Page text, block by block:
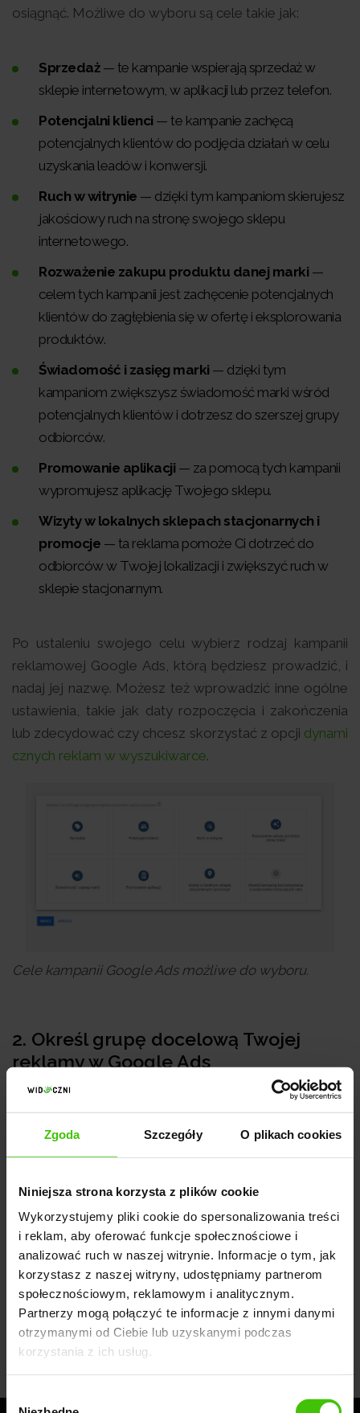
Zgoda Szczegóły O plikach cookies
Niniejsza strona korzysta z plików cookie
Wykorzystujemy pliki cookie do spersonalizowania treści
i reklam, aby oferować funkcje społecznościowe i
analizować ruch w naszej witrynie. Informacje o tym, jak
korzystasz z naszej witryny, udostępniamy partnerom
społecznościowym, reklamowym i analitycznym.
Partnerzy mogą połączyć te informacje z innymi danymi
otrzymanymi od Ciebie lub uzyskanymi podczas
korzystania z ich usług.
Wybór
osiągnąć. Możliwe do wyboru są cele takie jak:
Sprzedaż— te kampanie wspierają sprzedaż w
sklepie internetowym, w aplikacji lub przez telefon.
Potencjalni klienci — te kampanie zachęcą
potencjalnych klientów do podjęcia działań w celu
uzyskania leadów i konwersji.
Ruch w witrynie — dzięki tym kampaniom skierujesz
jakościowy ruch na stronę swojego sklepu
internetowego.
Rozważenie zakupu produktu danej marki —
celem tych kampanii jest zachęcenie potencjalnych
klientów do zagłębienia się w ofertę i eksplorowania
produktów.
Świadomość i zasięg marki — dzięki tym
kampaniom zwiększysz świadomość marki wśród
potencjalnych klientów i dotrzesz do szerszej grupy
odbiorców.
Promowanie aplikacji — za pomocą tych kampanii
wypromujesz aplikację Twojego sklepu.
Wizyty w lokalnych sklepach stacjonarnych i
promocje — ta reklama pomoże Ci dotrzeć do
odbiorców w Twojej lokalizacji i zwiększyć ruch w
sklepie stacjonarnym.
Po ustaleniu swojego celu wybierz rodzaj kampanii
reklamowej Google Ads, którą będziesz prowadzić, i
nadaj jej nazwę. Możesz też wprowadzić inne ogólne
ustawienia, takie jak daty rozpoczęcia i zakończenia
lub zdecydować czy chcesz skorzystać z opcji dynami
cznych reklam w wyszukiwarce.
Cele kampanii Google Ads możliwe do wyboru.
2. Określ grupę docelową Twojej
reklamy w Google Ads
Następnym ważnym krokiem w tworzeniu
dla e-commerce jest określenie grupy docelowej
Google Ads daje możliwość dokładnego określenia
swojej grupy docelowej — możesz docierać do
swoich potencjalnych klientów na podstawie tego,
kim są, czym się interesują, czego szukają w
wyszukiwarce, ich lokalizacji lub wcześniejszych
interakcji z Twoją stroną (jeśli do takiej doszło).
Pozwala to na wyświetlanie reklam osobom, które
faktycznie są zainteresowane Twoją ofertą i wykazują
chęć dokonania zakupu.